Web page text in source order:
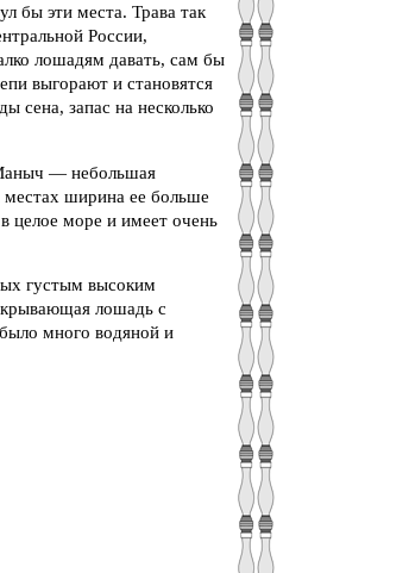
бы эти места. Трава так
России,
лошадям давать, сам бы
выгорают и становятся
сена, запас на несколько
— небольшая
ширина ее больше
целое море и имеет очень
густым высоким
лошадь с
много водяной и